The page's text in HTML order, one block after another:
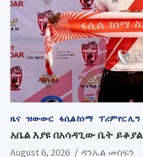
ዜና ዝውውር ፋሲል ከነማ ፕሪምየር ሊግ
አቤል እያዩ በአሳዳጊው ቤት ይቆያል
August 6, 2026 ዳንኤል መስፍን